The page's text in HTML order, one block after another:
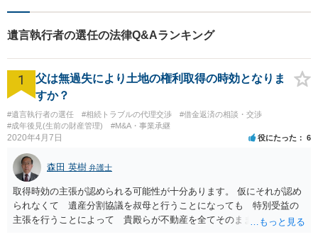
遺言執行者の選任の法律Q&Aランキング
1
父は無過失により土地の権利取得の時効となりま
すか？
#遺言執行者の選任 #相続トラブルの代理交渉
#借金返済の相談・交渉
#成年後見(生前の財産管理)
#M&A・事業承継
2020年4月7日 役にたった 6
森田 英樹 弁護士
取得時効の主張が認められる可能性が十分あります。 仮にそれが認め
られなくて 遺産分割協議を叔母と行うことになっても 特別受益の
主張を行うことによって 貴殿らが不動産を全てそのまま取得できる